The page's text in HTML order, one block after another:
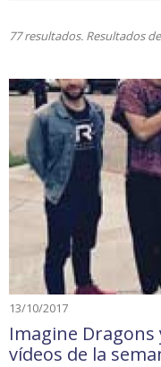
77 resultados. Resultados
13/10/2017
Imagine Dragons
vídeos de la